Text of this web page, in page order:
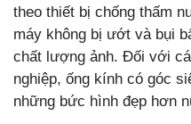
theo thiết bị chống thấm
máy không bị ướt và bụi
chất lượng ảnh. Đối với
nghiệp, ống kính có góc
những bức hình đẹp hơn